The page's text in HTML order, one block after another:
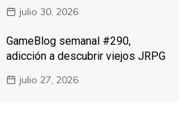
julio 30, 2026
GameBlog semanal #290,
adicción a descubrir viejos JRPG
julio 27, 2026